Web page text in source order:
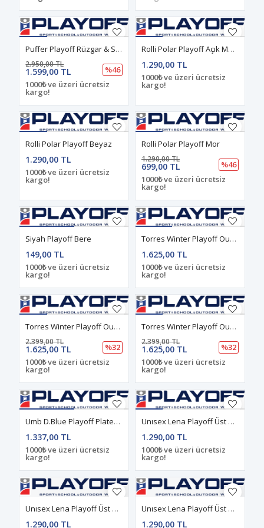
Puffer Playoff Rüzgar & Su Geçirmez Hafif Elyaf Dolgulu Şişme Erkek Mont
1.599,00 TL
2.950,00 TL
%46
1000₺ ve üzeri ücretsiz
kargo!
Rolli Polar Playoff Açık Mavi
1.290,00 TL
1000₺ ve üzeri ücretsiz
kargo!
Rolli Polar Playoff Beyaz
1.290,00 TL
1000₺ ve üzeri ücretsiz
kargo!
Rolli Polar Playoff Mor
699,00 TL
1.290,00 TL
%46
1000₺ ve üzeri ücretsiz
kargo!
Siyah Playoff Bere
149,00 TL
1000₺ ve üzeri ücretsiz
kargo!
Torres Winter Playoff Outdoor Kışlık Pantolon Haki
1.625,00 TL
1000₺ ve üzeri ücretsiz
kargo!
Torres Winter Playoff Outdoor Kışlık Pantolon Kiremit
1.625,00 TL
2.399,00 TL
%32
1000₺ ve üzeri ücretsiz
kargo!
Torres Winter Playoff Outdoor Kışlık Pantolon Kırmızı
1.625,00 TL
2.399,00 TL
%32
1000₺ ve üzeri ücretsiz
kargo!
Umb D.Blue Playoff Plates Tayt Takım D.Blue
1.337,00 TL
1000₺ ve üzeri ücretsiz
kargo!
Unısex Lena Playoff Üst Mavi
1.290,00 TL
1000₺ ve üzeri ücretsiz
kargo!
Unısex Lena Playoff Üst Ekru
1.290,00 TL
Unısex Lena Playoff Üst Kırmızı
1.290,00 TL